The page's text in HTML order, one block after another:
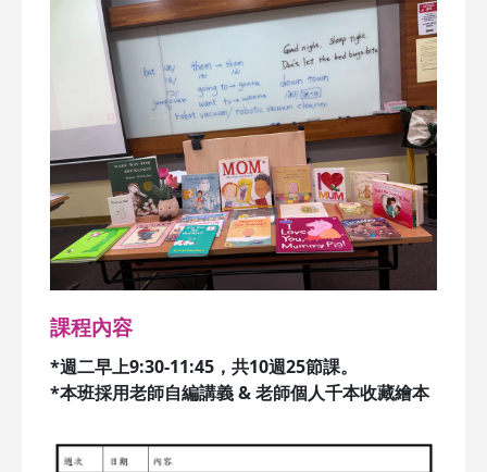
課程內容
*週二早上9:30-11:45，共10週25節課。
*本班採用老師自編講義 & 老師個人千本收藏繪本